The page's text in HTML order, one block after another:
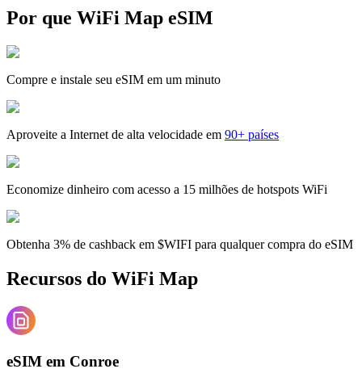
Por que WiFi Map eSIM
Compre e instale seu eSIM em um minuto
Aproveite a Internet de alta velocidade em 90+ países
Economize dinheiro com acesso a 15 milhões de hotspots WiFi
Obtenha 3% de cashback em $WIFI para qualquer compra do eSIM
Recursos do WiFi Map
eSIM em Conroe